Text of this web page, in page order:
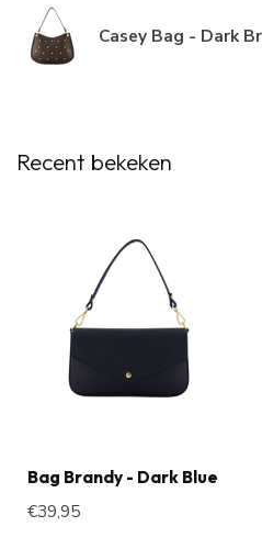
Casey Bag - Dark
Recent bekeken
Bag Brandy - Dark Blue
€39,95